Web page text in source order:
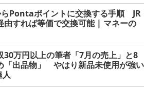
らPontaポイントに交換する手順 JR
由すれば等価で交換可能 | マネーの
30万円以上の筆者「7月の売上」と8
「出品物」 やはり新品未使用が強い
人